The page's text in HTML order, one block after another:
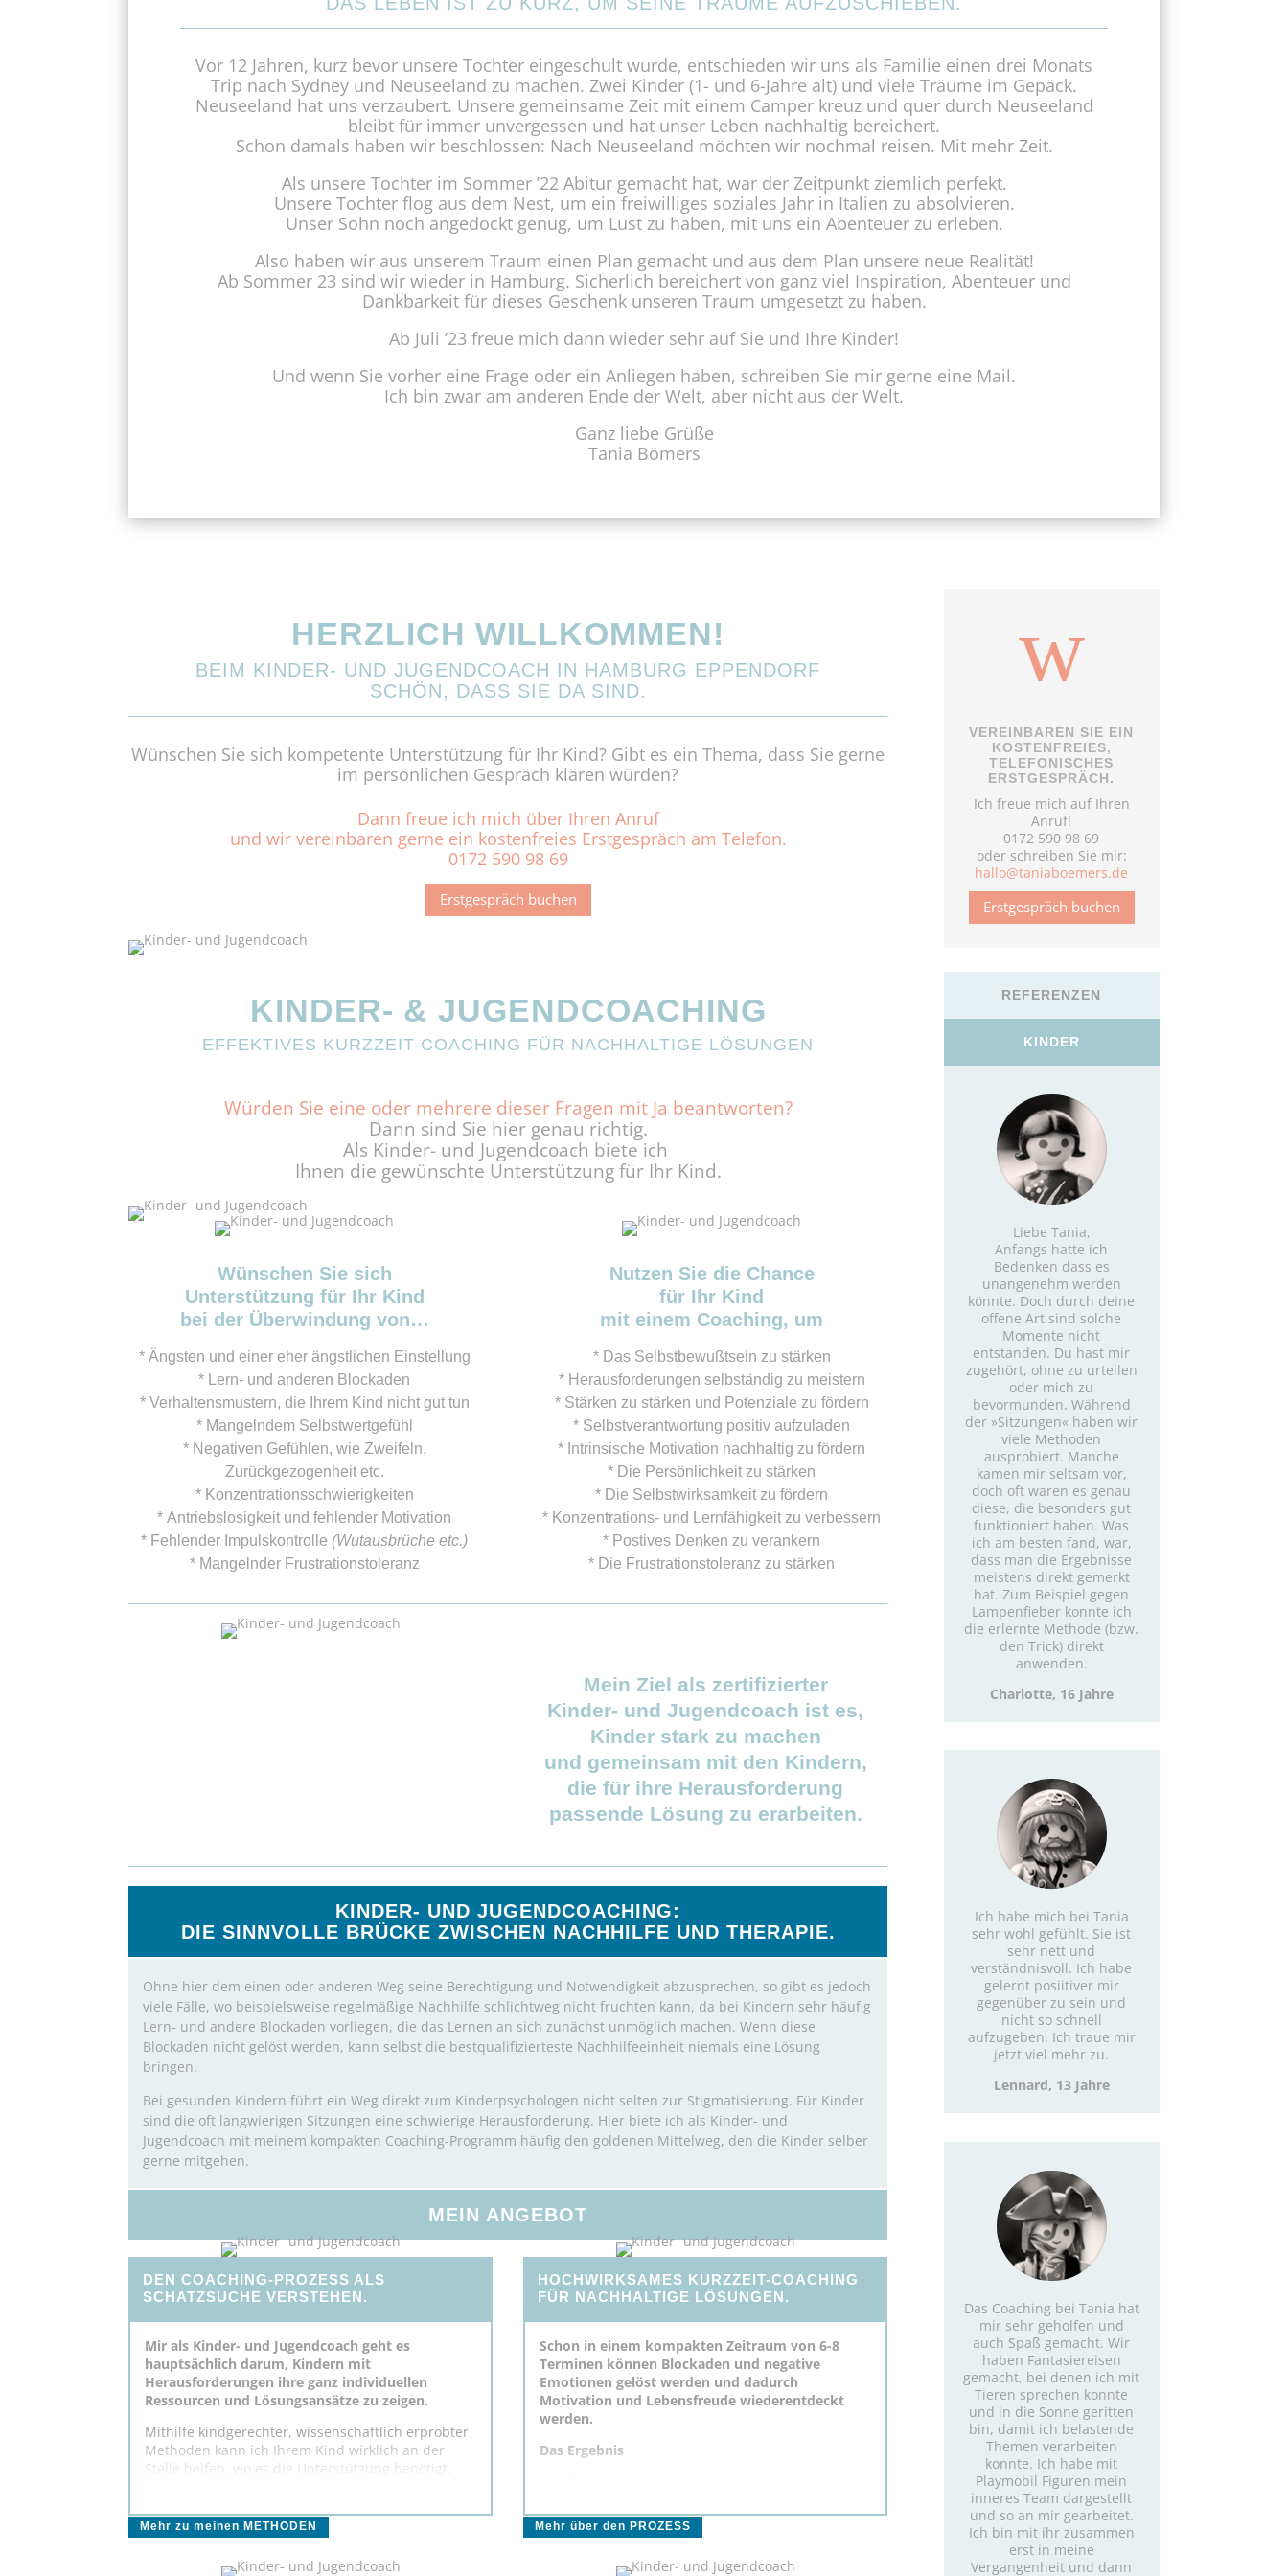
Vor 12 Jahren, kurz bevor unsere Tochter eingeschult wurde, entschieden wir uns als Familie einen drei Monats
Trip nach Sydney und Neuseeland zu machen. Zwei Kinder (1- und 6-Jahre alt) und viele Träume im Gepäck.
Neuseeland hat uns verzaubert. Unsere gemeinsame Zeit mit einem Camper kreuz und quer durch Neuseeland
bleibt für immer unvergessen und hat unser Leben nachhaltig bereichert.
Schon damals haben wir beschlossen: Nach Neuseeland möchten wir nochmal reisen. Mit mehr Zeit.
Als unsere Tochter im Sommer ’22 Abitur gemacht hat, war der Zeitpunkt ziemlich perfekt.
Unsere Tochter flog aus dem Nest, um ein freiwilliges soziales Jahr in Italien zu absolvieren.
Unser Sohn noch angedockt genug, um Lust zu haben, mit uns ein Abenteuer zu erleben.
Also haben wir aus unserem Traum einen Plan gemacht und aus dem Plan unsere neue Realität!
Ab Sommer 23 sind wir wieder in Hamburg. Sicherlich bereichert von ganz viel Inspiration, Abenteuer und
Dankbarkeit für dieses Geschenk unseren Traum umgesetzt zu haben.
Ab Juli ’23 freue mich dann wieder sehr auf Sie und Ihre Kinder!
Und wenn Sie vorher eine Frage oder ein Anliegen haben, schreiben Sie mir gerne eine Mail.
Ich bin zwar am anderen Ende der Welt, aber nicht aus der Welt.
Ganz liebe Grüße
Tania Bömers
HERZLICH WILLKOMMEN!
BEIM KINDER- UND JUGENDCOACH IN HAMBURG EPPENDORF
SCHÖN, DASS SIE DA SIND.
Wünschen Sie sich kompetente Unterstützung für Ihr Kind? Gibt es ein Thema, dass Sie gerne
im persönlichen Gespräch klären würden?
Dann freue ich mich über Ihren Anruf
und wir vereinbaren gerne ein kostenfreies Erstgespräch am Telefon.
0172 590 98 69
Erstgespräch buchen
KINDER- & JUGENDCOACHING
EFFEKTIVES KURZZEIT-COACHING FÜR NACHHALTIGE LÖSUNGEN
Würden Sie eine oder mehrere dieser Fragen mit Ja beantworten?
Dann sind Sie hier genau richtig.
Als Kinder- und Jugendcoach biete ich
Ihnen die gewünschte Unterstützung für Ihr Kind.
Wünschen Sie sich
Unterstützung für Ihr Kind
bei der Überwindung von…
* Ängsten und einer eher ängstlichen Einstellung
* Lern- und anderen Blockaden
* Verhaltensmustern, die Ihrem Kind nicht gut tun
* Mangelndem Selbstwertgefühl
* Negativen Gefühlen, wie Zweifeln,
Zurückgezogenheit etc.
* Konzentrationsschwierigkeiten
* Antriebslosigkeit und fehlender Motivation
* Fehlender Impulskontrolle (Wutausbrüche etc.)
* Mangelnder Frustrationstoleranz
Nutzen Sie die Chance
für Ihr Kind
mit einem Coaching, um
* Das Selbstbewußtsein zu stärken
* Herausforderungen selbständig zu meistern
* Stärken zu stärken und Potenziale zu fördern
* Selbstverantwortung positiv aufzuladen
* Intrinsische Motivation nachhaltig zu fördern
* Die Persönlichkeit zu stärken
* Die Selbstwirksamkeit zu fördern
* Konzentrations- und Lernfähigkeit zu verbessern
* Postives Denken zu verankern
* Die Frustrationstoleranz zu stärken
Mein Ziel als zertifizierter
Kinder- und Jugendcoach ist es,
Kinder stark zu machen
und gemeinsam mit den Kindern,
die für ihre Herausforderung
passende Lösung zu erarbeiten.
KINDER- UND JUGENDCOACHING:
DIE SINNVOLLE BRÜCKE ZWISCHEN NACHHILFE UND THERAPIE.
Ohne hier dem einen oder anderen Weg seine Berechtigung und Notwendigkeit abzusprechen, so gibt es jedoch
viele Fälle, wo beispielsweise regelmäßige Nachhilfe schlichtweg nicht fruchten kann, da bei Kindern sehr häufig
Lern- und andere Blockaden vorliegen, die das Lernen an sich zunächst unmöglich machen. Wenn diese
Blockaden nicht gelöst werden, kann selbst die bestqualifizierteste Nachhilfeeinheit niemals eine Lösung
bringen.
Bei gesunden Kindern führt ein Weg direkt zum Kinderpsychologen nicht selten zur Stigmatisierung. Für Kinder
sind die oft langwierigen Sitzungen eine schwierige Herausforderung. Hier biete ich als Kinder- und
Jugendcoach mit meinem kompakten Coaching-Programm häufig den goldenen Mittelweg, den die Kinder selber
gerne mitgehen.
MEIN ANGEBOT
DEN COACHING-PROZESS ALS
SCHATZSUCHE VERSTEHEN.
Mir als Kinder- und Jugendcoach geht es
hauptsächlich darum, Kindern mit
Herausforderungen ihre ganz individuellen
Ressourcen und Lösungsansätze zu zeigen.
Mithilfe kindgerechter, wissenschaftlich erprobter
Methoden kann ich Ihrem Kind wirklich an der
Stelle helfen, wo es die Unterstützung benötigt,
Sie werden überrascht sein, wie schnell und
Mehr zu meinen METHODEN
HOCHWIRKSAMES KURZZEIT-COACHING
FÜR NACHHALTIGE LÖSUNGEN.
Schon in einem kompakten Zeitraum von 6-8
Terminen können Blockaden und negative
Emotionen gelöst werden und dadurch
Motivation und Lebensfreude wiederentdeckt
werden.
Das Ergebnis
übernehmen plötzlich Verantwortung für ihr
Handeln, können sich besser konzentrieren, lernen
Mehr über den PROZESS
w
VEREINBAREN SIE EIN
KOSTENFREIES,
TELEFONISCHES
ERSTGESPRÄCH.
Ich freue mich auf Ihren
Anruf!
0172 590 98 69
oder schreiben Sie mir:
hallo@taniaboemers.de
Erstgespräch buchen
REFERENZEN
KINDER
Liebe Tania,
Anfangs hatte ich
Bedenken dass es
unangenehm werden
könnte. Doch durch deine
offene Art sind solche
Momente nicht
entstanden. Du hast mir
zugehört, ohne zu urteilen
oder mich zu
bevormunden. Während
der »Sitzungen« haben wir
viele Methoden
ausprobiert. Manche
kamen mir seltsam vor,
doch oft waren es genau
diese, die besonders gut
funktioniert haben. Was
ich am besten fand, war,
dass man die Ergebnisse
meistens direkt gemerkt
hat. Zum Beispiel gegen
Lampenfieber konnte ich
die erlernte Methode (bzw.
den Trick) direkt
anwenden.
Charlotte, 16 Jahre
Ich habe mich bei Tania
sehr wohl gefühlt. Sie ist
sehr nett und
verständnisvoll. Ich habe
gelernt posiitiver mir
gegenüber zu sein und
nicht so schnell
aufzugeben. Ich traue mir
jetzt viel mehr zu.
Lennard, 13 Jahre
Das Coaching bei Tania hat
mir sehr geholfen und
auch Spaß gemacht. Wir
haben Fantasiereisen
gemacht, bei denen ich mit
Tieren sprechen konnte
und in die Sonne geritten
bin, damit ich belastende
Themen verarbeiten
konnte. Ich habe mit
Playmobil Figuren mein
inneres Team dargestellt
und so an mir gearbeitet.
Ich bin mit ihr zusammen
erst in meine
Vergangenheit und dann